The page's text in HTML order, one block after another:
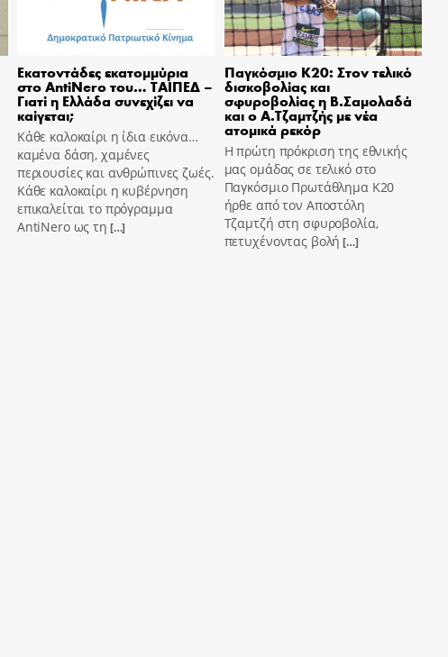
Εκατοντάδες εκατομμύρια
στο AntiNero του… ΤΑΙΠΕΔ –
Γιατί η Ελλάδα συνεχίζει να
καίγεται;
Κάθε καλοκαίρι η ίδια εικόνα…
καμένα δάση, χαμένες
περιουσίες και ανθρώπινες ζωές.
Κάθε καλοκαίρι η κυβέρνηση
επικαλείται το πρόγραμμα
AntiNero ως τη […]
Παγκόσμιο Κ20: Στον τελικό
δισκοβολίας και
σφυροβολίας η Β.Σαμολαδά
και ο Α.Τζαμτζής με νέα
ατομικά ρεκόρ
Η πρώτη πρόκριση της εθνικής
μας ομάδας σε τελικό στο
Παγκόσμιο Πρωτάθλημα Κ20
ήρθε από τον Αποστόλη
Τζαμτζή στη σφυροβολία,
πετυχένοντας βολή […]